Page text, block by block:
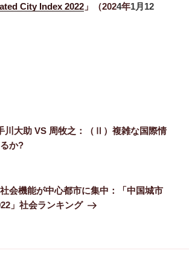
City Index 2022 」（2024年1月12
川大助 VS 周牧之：（Ⅱ）複雑な国際情
か?
社会機能が中心都市に集中：「中国城市
」社会ランキング